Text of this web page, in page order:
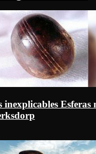
inexplicables Esferas